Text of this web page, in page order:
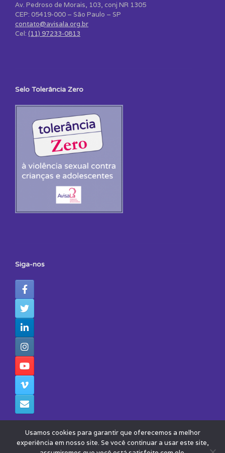
Av. Pedroso de Morais, 103, conj NR 1305
CEP: 05419-000 – São Paulo – SP
contato@avisala.org.br
Cel: (11) 97233-0813
Selo Tolerância Zero
Siga-nos
Usamos cookies para garantir que oferecemos a melhor
experiência em nosso site. Se você continuar a usar este site,